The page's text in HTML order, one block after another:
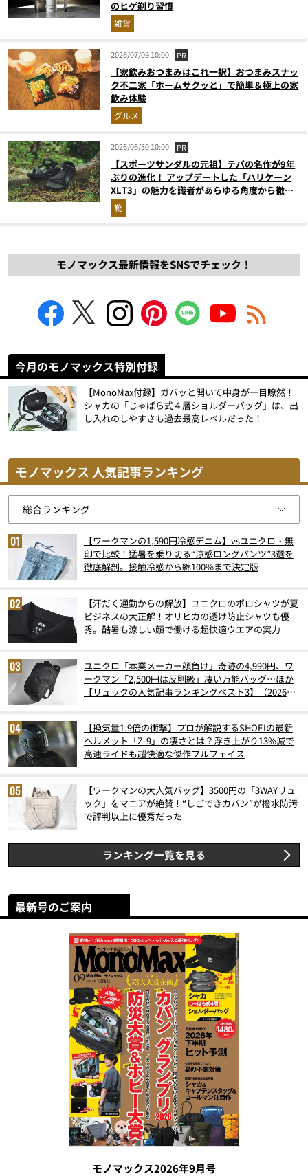
のヒゲ剃り習慣
雑貨
2026/07/09 10:00 PR
【家飲みおつまみはこれ一択】おつまみスナッ
ク不二家「ホームサクッと」で簡単＆極上の家
飲み体験
グルメ
2026/06/30 10:00 PR
【スポーツサンダルの元祖】テバの名作が9年
ぶりの進化！ アップデートした「ハリケーン
XLT3」の魅力を識者があらゆる角度から徹底
解説！
靴
モノマックス最新情報をSNSでチェック！
今月のモノマックス特別付録
【MonoMax付録】ガバッと開いて中身が一目瞭然！
シャカの「じゃばら式４層ショルダーバッグ」は、出
し入れのしやすさも過去最高レベルだった！
モノマックス 人気記事ランキング
【ワークマンの1,590円冷感デニム】vsユニクロ・無
印で比較！猛暑を乗り切る“涼感ロングパンツ”3選を
徹底解剖。接触冷感から綿100%まで決定版
【汗だく通勤からの解放】ユニクロのポロシャツが夏
ビジネスの大正解！オリヒカの透け防止シャツも優
秀。酷暑も涼しい顔で働ける超快適ウエアの実力
ユニクロ「本業メーカー顔負け」奇跡の4,990円、ワ
ークマン「2,500円は反則級」凄い万能バッグ…ほか
【リュックの人気記事ランキングベスト3】（2026年
【換気量1.9倍の衝撃】プロが解説するSHOEIの最新
ヘルメット「Z-9」の凄さとは？浮き上がり13%減で
高速ライドも超快適な傑作フルフェイス
【ワークマンの大人気バッグ】3500円の「3WAYリュ
ック」をマニアが絶賛！“しごできカバン”が撥水防汚
で評判以上に優秀だった
ランキング一覧を見る
最新号のご案内
モノマックス2026年9月号